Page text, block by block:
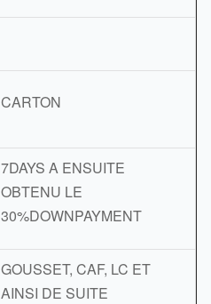
CARTON
7DAYS A ENSUITE
OBTENU LE
30%DOWNPAYMENT
GOUSSET, CAF, LC ET
AINSI DE SUITE